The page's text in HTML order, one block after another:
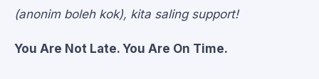
(anonim boleh kok), kita saling support!
You Are Not Late. You Are On Time.